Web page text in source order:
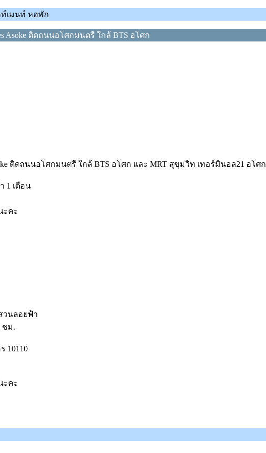
เมนท์ หอพัก
Asoke ติดถนนอโศกมนตรี ใกล้ BTS อโศก
ติดถนนอโศกมนตรี ใกล้ BTS อโศก และ MRT สุขุมวิท เทอร์มินอล21 อโศก
1 เดือน
ะคะ
วนลอยฟ้า
ชม.
10110
ะคะ